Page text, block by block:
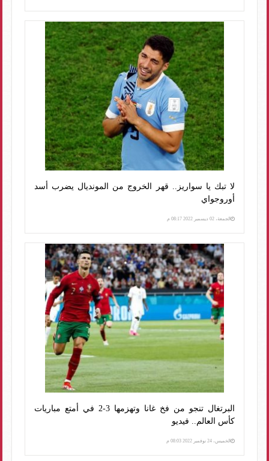
لا تبك يا سواريز.. قهر الخروج من المونديال يضرب أسد
أوروجواي
الجمعة، 02 ديسمبر 2022 08:17 م
البرتغال تنجو من فخ غانا وتهزمها 3-2 في أمتع مباريات
كأس العالم.. فيديو
الخميس، 24 نوفمبر 2022 08:03 م